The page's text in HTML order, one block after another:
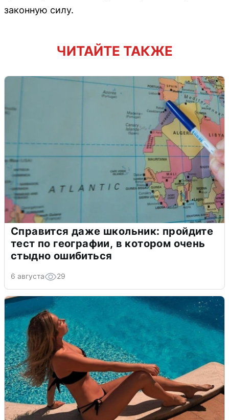
законную силу.
ЧИТАЙТЕ ТАКЖЕ
Справится даже школьник: пройдите
тест по географии, в котором очень
стыдно ошибиться
6 августа 29